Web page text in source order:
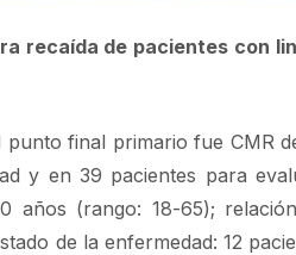
recaída de pacientes con
final primario fue CMR
y en 39 pacientes para
años (rango: 18-65);
de la enfermedad: 12